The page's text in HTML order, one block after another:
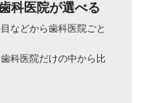
科医院が選べる
などから歯科医院ごと
科医院だけの中から比